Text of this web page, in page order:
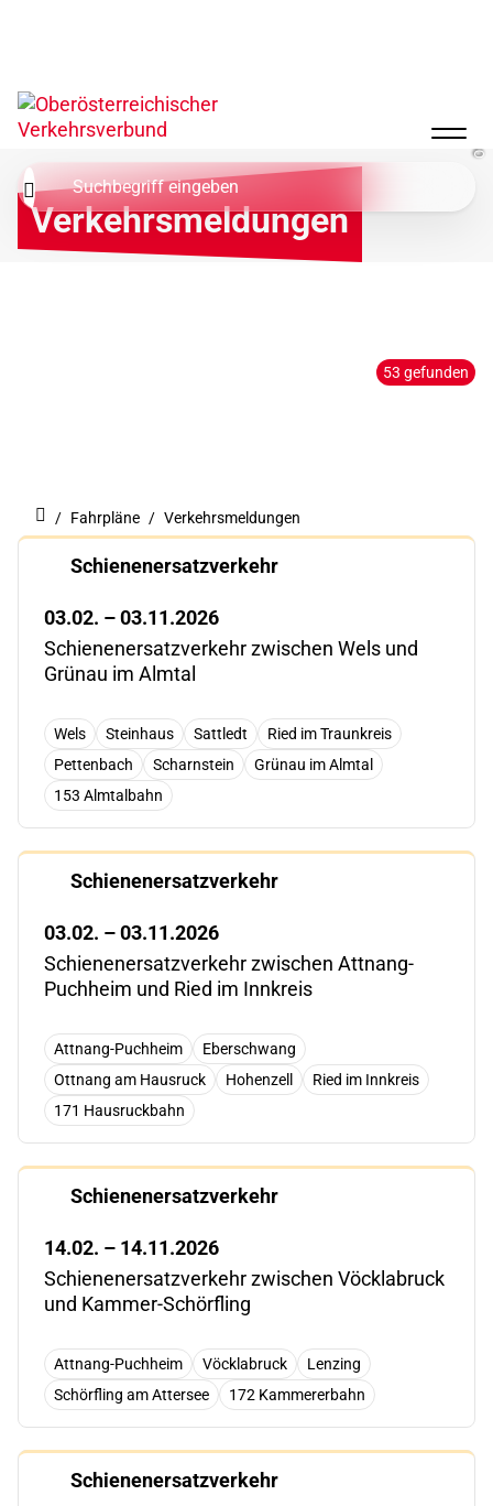
OÖVV
Verkehrsmeldungen
Fahrpläne Verkehrsmeldungen
53 gefunden
Schienenersatzverkehr
03.02. – 03.11.2026
Schienenersatzverkehr zwischen Wels und
Grünau im Almtal
Wels Steinhaus Sattledt
Ried im Traunkreis
Pettenbach
Scharnstein
Grünau im Almtal
153 Almtalbahn
Schienenersatzverkehr
03.02. – 03.11.2026
Schienenersatzverkehr zwischen Attnang-
Puchheim und Ried im Innkreis
Attnang-Puchheim
Eberschwang
Ottnang am Hausruck
Hohenzell
Ried im Innkreis
171 Hausruckbahn
Schienenersatzverkehr
14.02. – 14.11.2026
Schienenersatzverkehr zwischen Vöcklabruck
und Kammer-Schörfling
Attnang-Puchheim Vöcklabruck
Lenzing
Schörfling am Attersee
172 Kammererbahn
Schienenersatzverkehr